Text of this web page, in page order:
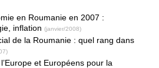
en Roumanie en 2007 :
inflation(janvier/2008)
de la Roumanie : quel rang dans
et Européens pour la